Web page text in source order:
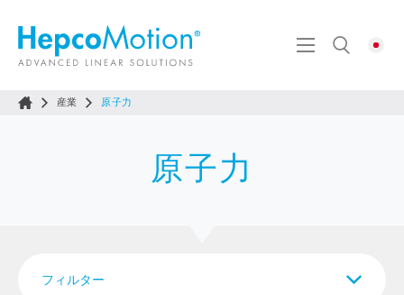
産業 原子力
原子力
フィルター